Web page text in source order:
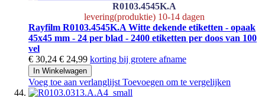
R0103.4545K.A
levering(produktie) 10-14 dagen
Rayfilm R0103.4545K.A Witte dekende etiketten - opaak
45x45 mm - 24 per blad - 2400 etiketten per doos van 100
vel
€ 30,24 € 24,99 korting bij grotere afname
In Winkelwagen
Voeg toe aan verlanglijst Toevoegen om te vergelijken